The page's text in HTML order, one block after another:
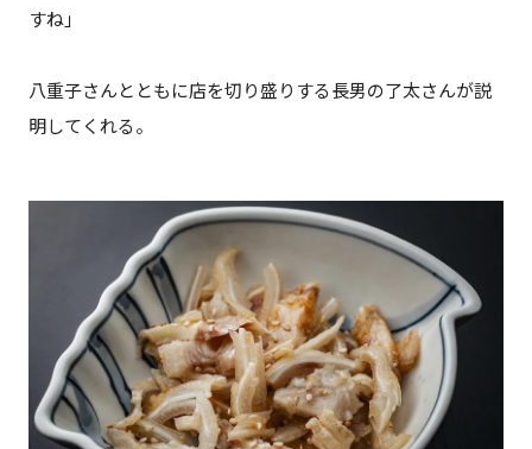
すね」
八重子さんとともに店を切り盛りする長男の了太さんが説
明してくれる。